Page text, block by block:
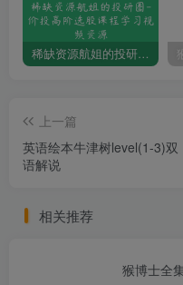
稀缺资源航姐的投研圈-价投高阶选股课程学习视频资源
上一篇
英语绘本牛津树level(1-3)双
语解说
相关推荐
猴博士全